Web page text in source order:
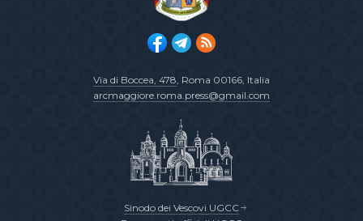
Via di Boccea, 478, Roma 00166, Italia
arcmaggiore.roma.press@gmail.com
Sinodo dei Vescovi UGCC